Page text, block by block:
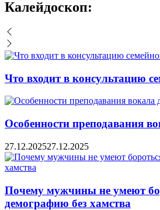
Калейдоскоп:
Что входит в консультацию
Особенности преподавания
27.12.202527.12.2025
Почему мужчины не умеют
демографию без хамства